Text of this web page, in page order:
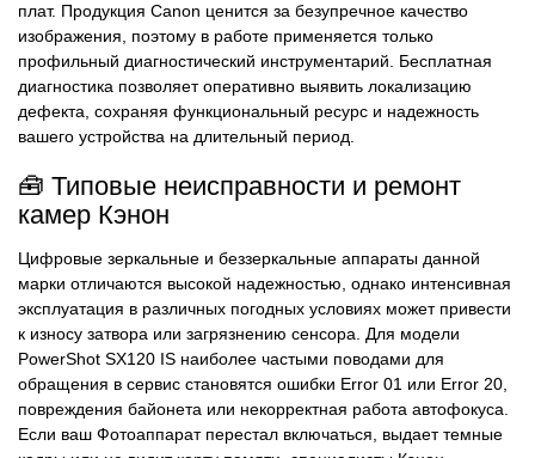
плат. Продукция Canon ценится за безупречное качество
изображения, поэтому в работе применяется только
профильный диагностический инструментарий. Бесплатная
диагностика позволяет оперативно выявить локализацию
дефекта, сохраняя функциональный ресурс и надежность
вашего устройства на длительный период.
🧰 Типовые неисправности и ремонт
камер Кэнон
Цифровые зеркальные и беззеркальные аппараты данной
марки отличаются высокой надежностью, однако интенсивная
эксплуатация в различных погодных условиях может привести
к износу затвора или загрязнению сенсора. Для модели
PowerShot SX120 IS наиболее частыми поводами для
обращения в сервис становятся ошибки Error 01 или Error 20,
повреждения байонета или некорректная работа автофокуса.
Если ваш Фотоаппарат перестал включаться, выдает темные